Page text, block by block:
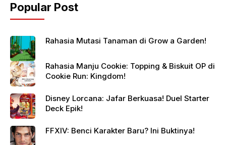
Popular Post
Rahasia Mutasi Tanaman di Grow a Garden!
Rahasia Manju Cookie: Topping & Biskuit OP di
Cookie Run: Kingdom!
Disney Lorcana: Jafar Berkuasa! Duel Starter
Deck Epik!
FFXIV: Benci Karakter Baru? Ini Buktinya!